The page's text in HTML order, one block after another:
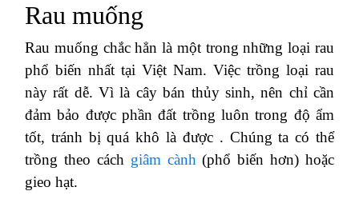
Rau muống
Rau muống chắc hẳn là một trong những loại rau
phổ biến nhất tại Việt Nam. Việc trồng loại rau
này rất dễ. Vì là cây bán thủy sinh, nên chỉ cần
đảm bảo được phần đất trồng luôn trong độ ẩm
tốt, tránh bị quá khô là được . Chúng ta có thể
trồng theo cách giâm cành (phổ biến hơn) hoặc
gieo hạt.